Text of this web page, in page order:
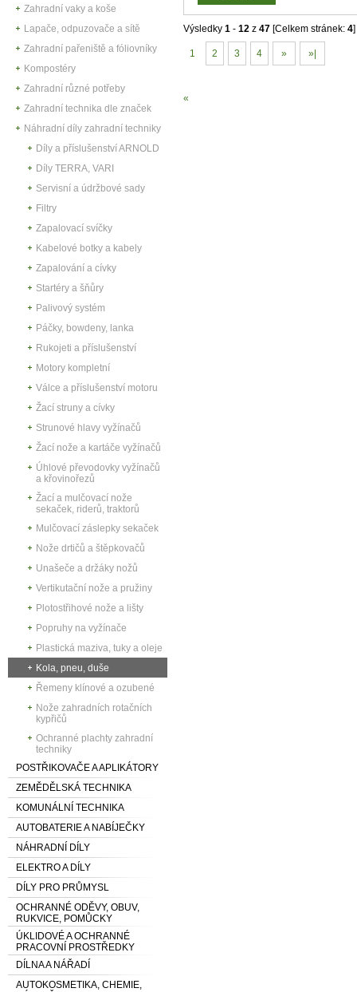
Zahradní vaky a koše
Lapače, odpuzovače a sítě
Zahradní pařeniště a fóliovníky
Kompostéry
Zahradní různé potřeby
Zahradní technika dle značek
Náhradní díly zahradní techniky
Díly a příslušenství ARNOLD
Díly TERRA, VARI
Servisní a údržbové sady
Filtry
Zapalovací svíčky
Kabelové botky a kabely
Zapalování a cívky
Startéry a šňůry
Palivový systém
Páčky, bowdeny, lanka
Rukojeti a příslušenství
Motory kompletní
Válce a příslušenství motoru
Žací struny a cívky
Strunové hlavy vyžínačů
Žací nože a kartáče vyžínačů
Úhlové převodovky vyžínačů
a křovinořezů
Žací a mulčovací nože
sekaček, riderů, traktorů
Mulčovací záslepky sekaček
Nože drtičů a štěpkovačů
Unašeče a držáky nožů
Vertikutační nože a pružiny
Plotostřihové nože a lišty
Popruhy na vyžínače
Plastická maziva, tuky a oleje
Kola, pneu, duše
Řemeny klínové a ozubené
Nože zahradních rotačních
kypřičů
Ochranné plachty zahradní
techniky
POSTŘIKOVAČE A APLIKÁTORY
ZEMĚDĚLSKÁ TECHNIKA
KOMUNÁLNÍ TECHNIKA
AUTOBATERIE A NABÍJEČKY
NÁHRADNÍ DÍLY
ELEKTRO A DÍLY
DÍLY PRO PRŮMYSL
OCHRANNÉ ODĚVY, OBUV,
RUKVICE, POMŮCKY
ÚKLIDOVÉ A OCHRANNÉ
PRACOVNÍ PROSTŘEDKY
DÍLNA A NÁŘADÍ
AUTOKOSMETIKA, CHEMIE,
Výsledky 1 - 12 z 47 [Celkem stránek: 4]
1 2 3 4 » »|
«